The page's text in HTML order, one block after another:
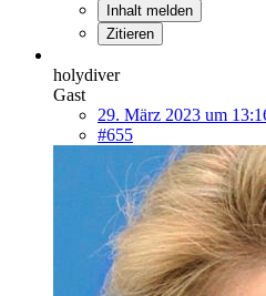
Inhalt melden
Zitieren
holydiver
Gast
29. März 2023 um
#655